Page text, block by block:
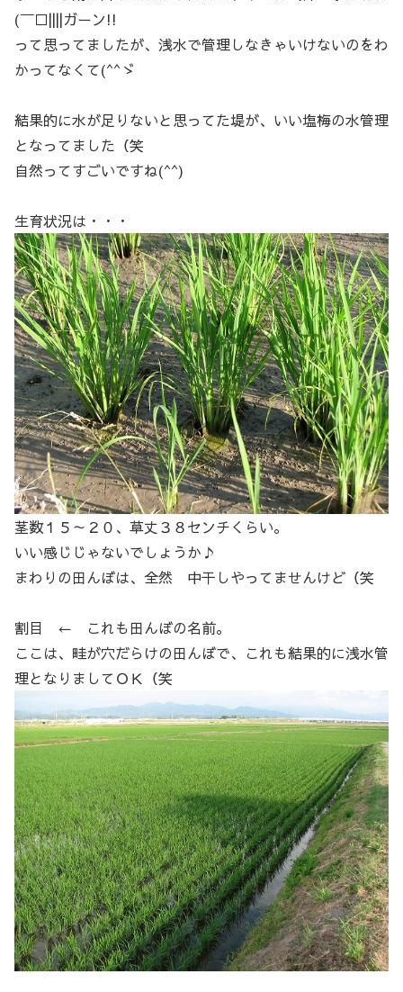
(￣□||||ガーン!!
って思ってましたが、浅水で管理しなきゃいけないのをわ
かってなくて(^^ゞ
結果的に水が足りないと思ってた堤が、いい塩梅の水管理
となってました（笑
自然ってすごいですね(^^)
生育状況は・・・
茎数１５～２０、草丈３８センチくらい。
いい感じじゃないでしょうか♪
まわりの田んぼは、全然 中干しやってませんけど（笑
割目 ← これも田んぼの名前。
ここは、畦が穴だらけの田んぼで、これも結果的に浅水管
理となりましてＯＫ（笑